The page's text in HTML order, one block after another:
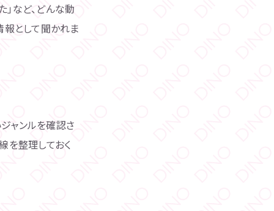
」など、どんな動
報として聞かれま
ャンルを確認さ
を整理しておく